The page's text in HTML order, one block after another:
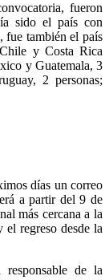
fueron
sido el país con
fue también el país
y Costa Rica
y Guatemala, 3
2 personas;
días un correo
a partir del 9 de
más cercana a la
regreso desde la
de la